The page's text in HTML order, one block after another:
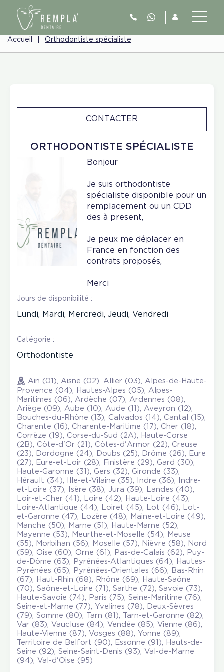
Accueil Orthodontiste spécialiste
ORTHODONTISTE SPÉCIALISTE
CONTACTER
Bonjour
Je suis orthodontiste
spécialiste disponible pour un
remplacement ou un CDD
des à present,
Je peux me déplacer en
France en fonction des
contrats proposés,
Merci
Jours de disponibilité :
Lundi, Mardi, Mercredi, Jeudi, Vendredi
Catégorie :
Orthodontiste
Ain (01), Aisne (02), Allier (03), Alpes-de-Haute-
Provence (04), Hautes-Alpes (05), Alpes-
Maritimes (06), Ardèche (07), Ardennes (08),
Ariège (09), Aube (10), Aude (11), Aveyron (12),
Bouches-du-Rhône (13), Calvados (14), Cantal (15),
Charente (16), Charente-Maritime (17), Cher (18),
Corrèze (19), Corse-du-Sud (2A), Haute-Corse
(2B), Côte-d'Or (21), Côtes-d'Armor (22), Creuse
(23), Dordogne (24), Doubs (25), Drôme (26), Eure
(27), Eure-et-Loir (28), Finistère (29), Gard (30),
Haute-Garonne (31), Gers (32), Gironde (33),
Hérault (34), Ille-et-Vilaine (35), Indre (36), Indre-
et-Loire (37), Isère (38), Jura (39), Landes (40),
Loir-et-Cher (41), Loire (42), Haute-Loire (43),
Loire-Atlantique (44), Loiret (45), Lot (46), Lot-
et-Garonne (47), Lozère (48), Maine-et-Loire (49),
Manche (50), Marne (51), Haute-Marne (52),
Mayenne (53), Meurthe-et-Moselle (54), Meuse
(55), Morbihan (56), Moselle (57), Nièvre (58), Nord
(59), Oise (60), Orne (61), Pas-de-Calais (62), Puy-
de-Dôme (63), Pyrénées-Atlantiques (64), Hautes-
Pyrénées (65), Pyrénées-Orientales (66), Bas-Rhin
(67), Haut-Rhin (68), Rhône (69), Haute-Saône
(70), Saône-et-Loire (71), Sarthe (72), Savoie (73),
Haute-Savoie (74), Paris (75), Seine-Maritime (76),
Seine-et-Marne (77), Yvelines (78), Deux-Sèvres
(79), Somme (80), Tarn (81), Tarn-et-Garonne (82),
Var (83), Vaucluse (84), Vendée (85), Vienne (86),
Haute-Vienne (87), Vosges (88), Yonne (89),
Territoire de Belfort (90), Essonne (91), Hauts-de-
Seine (92), Seine-Saint-Denis (93), Val-de-Marne
(94), Val-d'Oise (95)